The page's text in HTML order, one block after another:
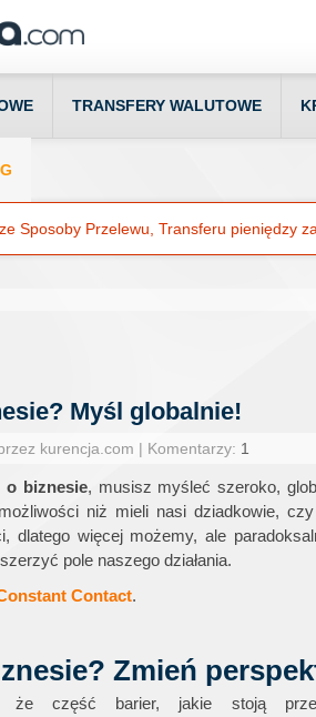
TRANSFERY WALUTOWE
Sposoby Przelewu, Transferu pieniędzy
Myśl globalnie!
kurencja.com | Komentarzy: 1
o biznesie, musisz myśleć szeroko,
niż mieli nasi dziadkowie,
dlatego więcej możemy, ale
pole naszego działania.
Contact.
Zmień
że część barier, jakie stoją